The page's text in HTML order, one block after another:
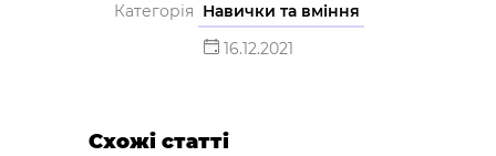
Категорія Навички та вміння
16.12.2021
Схожі статті